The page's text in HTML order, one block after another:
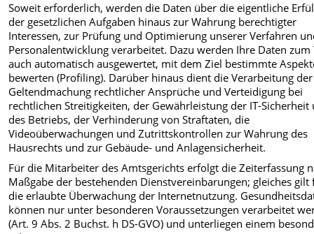
Soweit erforderlich, werden die Daten über die eigentliche
der gesetzlichen Aufgaben hinaus zur Wahrung berechtigter
Interessen, zur Prüfung und Optimierung unserer Verfahren
Personalentwicklung verarbeitet. Dazu werden Ihre Daten zum
auch automatisch ausgewertet, mit dem Ziel bestimmte
bewerten (Profiling). Darüber hinaus dient die Verarbeitung der
Geltendmachung rechtlicher Ansprüche und Verteidigung bei
rechtlichen Streitigkeiten, der Gewährleistung der IT-Sicherheit
des Betriebs, der Verhinderung von Straftaten, die
Videoüberwachungen und Zutrittskontrollen zur Wahrung des
Hausrechts und zur Gebäude- und Anlagensicherheit.
Für die Mitarbeiter des Amtsgerichts erfolgt die Zeiterfassung
Maßgabe der bestehenden Dienstvereinbarungen; gleiches gilt
die erlaubte Überwachung der Internetnutzung.
können nur unter besonderen Voraussetzungen verarbeitet
(Art. 9 Abs. 2 Buchst. h DS-GVO) und unterliegen einem